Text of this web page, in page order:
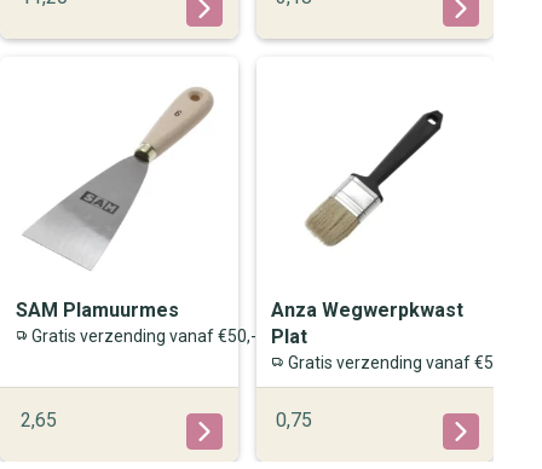
SAM Plamuurmes
Gratis verzending vanaf €50,-
2,65
Anza Wegwerpkwast
Plat
Gratis verzending vanaf €50,-
0,75